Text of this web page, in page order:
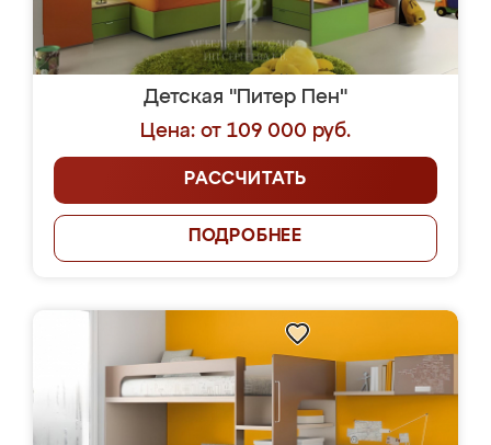
Детская "Питер Пен"
Цена: от 109 000 руб.
РАССЧИТАТЬ
ПОДРОБНЕЕ